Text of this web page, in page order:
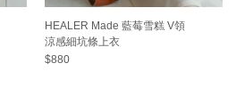
HEALER Made 藍莓雪糕 V領
涼感細坑條上衣
$880